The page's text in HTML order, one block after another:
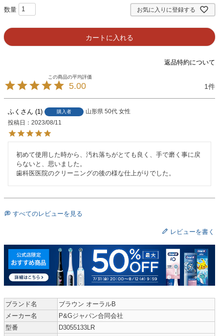
お気に入りに登録する
カートに入れる
返品特約について
5.00 1
ふく 1 購入者 山形県 50代 女性
投稿日
2023/08/11
初めて使用した時から、汚れ落ちがとても良く、手で磨く事に戻
らないと、思いました。
すべてのレビューを見る
レビューを書く
ブランド名
ブラウン オーラルB
メーカー名
P&Gジャパン合同会社
型番
D3055133LR